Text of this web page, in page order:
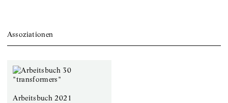
Assoziationen
Arbeitsbuch 2021